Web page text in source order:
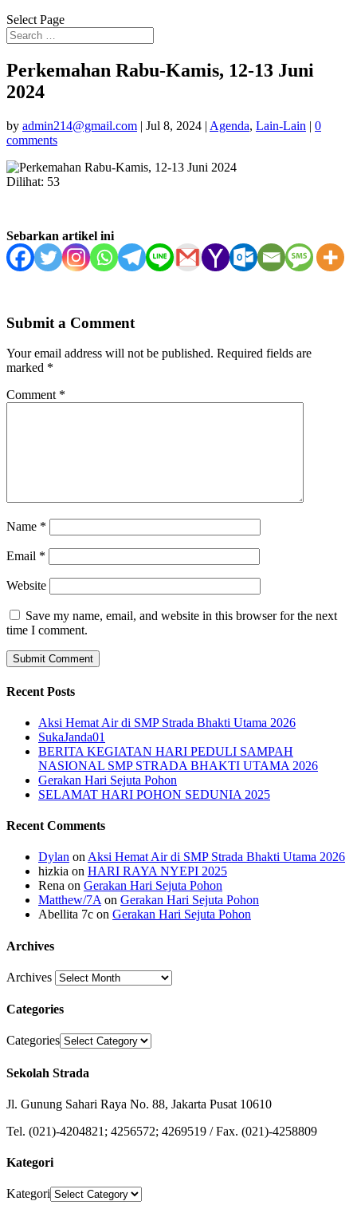
Select Page
Perkemahan Rabu-Kamis, 12-13 Juni
2024
by admin214@gmail.com | Jul 8, 2024 | Agenda, Lain-Lain | 0
comments
Dilihat: 53
Sebarkan artikel ini
Submit a Comment
Your email address will not be published. Required fields are
marked *
Comment *
Name *
Email *
Website
Save my name, email, and website in this browser for the next
time I comment.
Recent Posts
Aksi Hemat Air di SMP Strada Bhakti Utama 2026
SukaJanda01
BERITA KEGIATAN HARI PEDULI SAMPAH
NASIONAL SMP STRADA BHAKTI UTAMA 2026
Gerakan Hari Sejuta Pohon
SELAMAT HARI POHON SEDUNIA 2025
Recent Comments
Dylan on Aksi Hemat Air di SMP Strada Bhakti Utama 2026
hizkia on HARI RAYA NYEPI 2025
Rena on Gerakan Hari Sejuta Pohon
Matthew/7A on Gerakan Hari Sejuta Pohon
Abellita 7c on Gerakan Hari Sejuta Pohon
Archives
Archives
Categories
Categories
Sekolah Strada
Jl. Gunung Sahari Raya No. 88, Jakarta Pusat 10610
Tel. (021)-4204821; 4256572; 4269519 / Fax. (021)-4258809
Kategori
Kategori